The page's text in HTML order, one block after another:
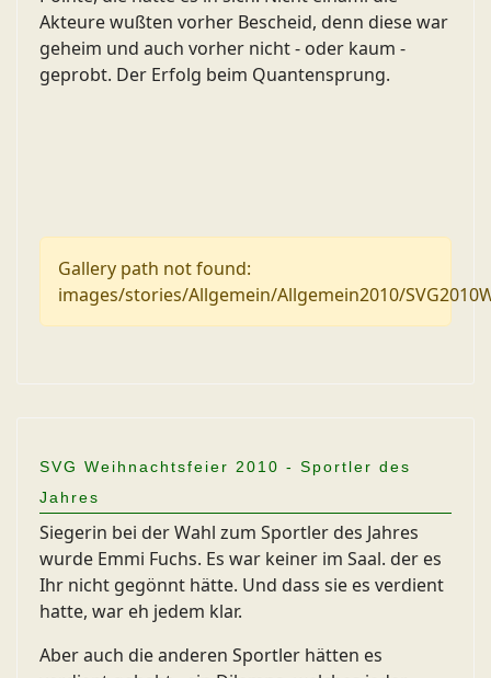
Akteure wußten vorher Bescheid, denn diese war
geheim und auch vorher nicht - oder kaum -
geprobt. Der Erfolg beim Quantensprung.
Gallery path not found:
images/stories/Allgemein/Allgemein2010/
SVG Weihnachtsfeier 2010 - Sportler des
Jahres
Siegerin bei der Wahl zum Sportler des Jahres
wurde Emmi Fuchs. Es war keiner im Saal. der es
Ihr nicht gegönnt hätte. Und dass sie es verdient
hatte, war eh jedem klar.
Aber auch die anderen Sportler hätten es